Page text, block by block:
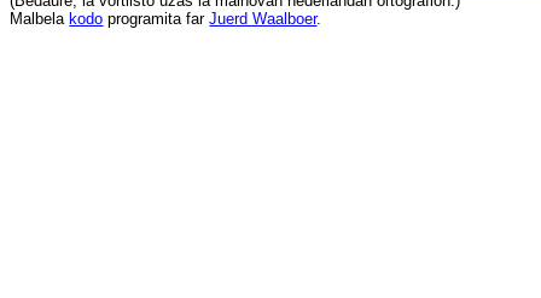
Malbela kodo programita far Juerd Waalboer.